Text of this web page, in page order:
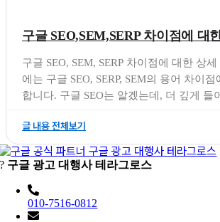
구글 SEO,SEM,SERP 차이점에 대
구글 SEO, SEM, SERP 차이점에 대한 상세 설명 본
에는 구글 SEO, SERP, SEM의 용어 차이
합니다. 구글 SEO는 알겠는데, 더 깊게 들어가보니 SEM이
는 뭐고, SEM은 뭐고, SERP는 뭘까요? 다
건가요? 구글 SEO, SEM, 그리고 SERP는
서 중요한 개념들이며,
글 내용 전체보기
? 구글 광고 대행사 테라그로스
010-7516-0812